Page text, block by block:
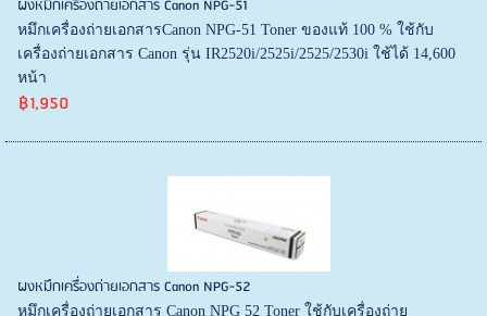
ผงหมึกเครื่องถ่ายเอกสาร Canon NPG-51
หมึกเครื่องถ่ายเอกสารCanon NPG-51 Toner ของแท้ 100 % ใช้กับ
เครื่องถ่ายเอกสาร Canon รุ่น IR2520i/2525i/2525/2530i ใช้ได้ 14,600
หน้า
฿1,950
ผงหมึกเครื่องถ่ายเอกสาร Canon NPG-52
หมึกเครื่องถ่ายเอกสาร Canon NPG 52 Toner ใช้กับเครื่องถ่าย